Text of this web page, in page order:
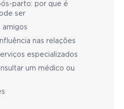
parto: por que é
ser
amigos
nas relações
especializados
um médico ou